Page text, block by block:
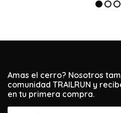
Amas el cerro? Nosotros
comunidad TRAILRUN y
en tu primera compra.